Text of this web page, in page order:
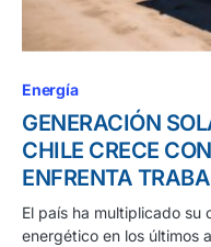
Energía
GENERACIÓN
CHILE CRECE
ENFRENTA
El país ha multiplicado
energético en los últimos